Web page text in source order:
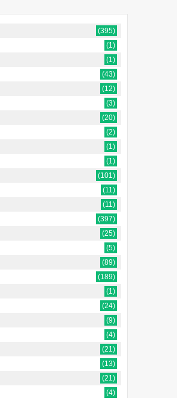
(395)
(1)
(1)
(43)
(12)
(3)
(20)
(2)
(1)
(1)
(101)
(11)
(11)
(397)
(25)
(5)
(89)
(189)
(1)
(24)
(9)
(4)
(21)
(13)
(21)
(4)